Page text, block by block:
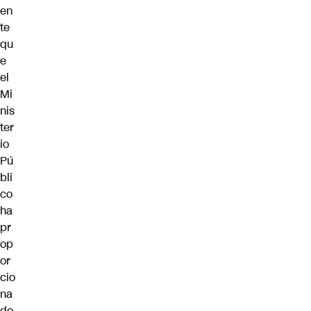
en
te
qu
e
el
Mi
nis
ter
io
Pú
bli
co
ha
pr
op
or
cio
na